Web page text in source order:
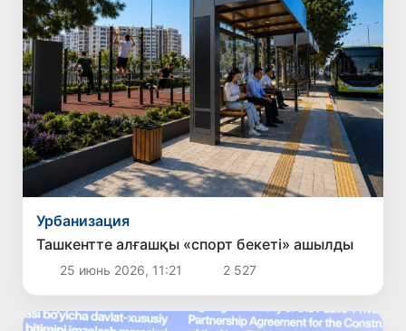
Урбанизация
Ташкентте алғашқы «спорт бекеті» ашылды
25 июнь 2026, 11:21 2 527